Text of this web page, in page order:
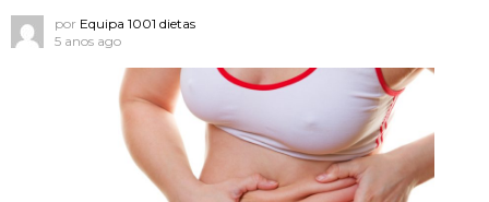
por Equipa 1001 dietas
5 anos ago